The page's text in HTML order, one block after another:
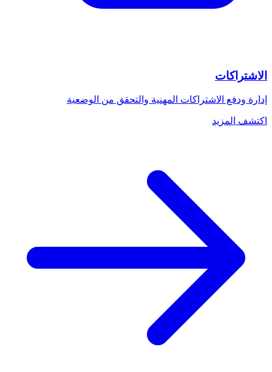
الاشتراكات
إدارة ودفع الاشتراكات المهنية والتحقق من الوضعية
اكتشف المزيد